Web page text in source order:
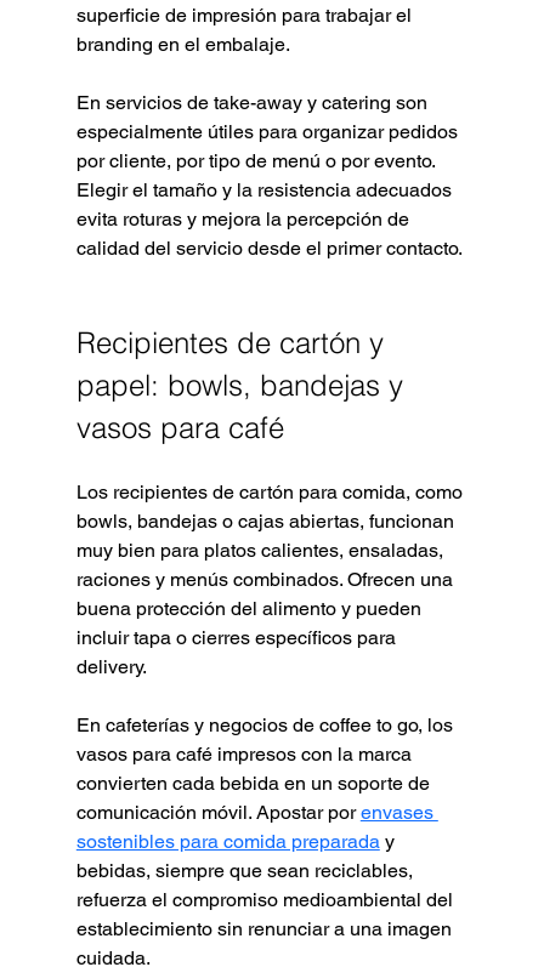
superficie de impresión para trabajar el
branding en el embalaje.
En servicios de take-away y catering son
especialmente útiles para organizar pedidos
por cliente, por tipo de menú o por evento.
Elegir el tamaño y la resistencia adecuados
evita roturas y mejora la percepción de
calidad del servicio desde el primer contacto.
Recipientes de cartón y
papel: bowls, bandejas y
vasos para café
Los recipientes de cartón para comida, como
bowls, bandejas o cajas abiertas, funcionan
muy bien para platos calientes, ensaladas,
raciones y menús combinados. Ofrecen una
buena protección del alimento y pueden
incluir tapa o cierres específicos para
delivery.
En cafeterías y negocios de coffee to go, los
vasos para café impresos con la marca
convierten cada bebida en un soporte de
comunicación móvil. Apostar por envases
sostenibles para comida preparada y
bebidas, siempre que sean reciclables,
refuerza el compromiso medioambiental del
establecimiento sin renunciar a una imagen
cuidada.